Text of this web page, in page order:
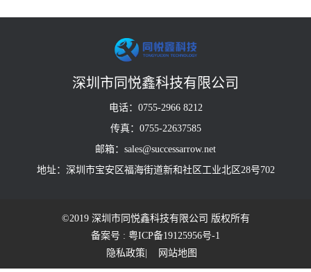
深圳市同悦鑫科技有限公司
电话：0755-2966 8212
传真：0755-22637585
邮箱：sales@successarrow.net
地址：深圳市宝安区福海街道新和社区工业北区28号702
©2019 深圳市同悦鑫科技有限公司 版权所有
备案号 : 粤ICP备19125956号-1
| 网站地图
隐私政策